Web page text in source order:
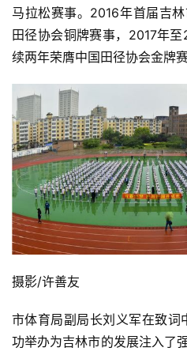
马拉松赛事。2016年首届吉
田径协会铜牌赛事，2017年
续两年荣膺中国田径协会金牌赛
摄影/许善友
市体育局副局长刘义军在致词
功举办为吉林市的发展注入了